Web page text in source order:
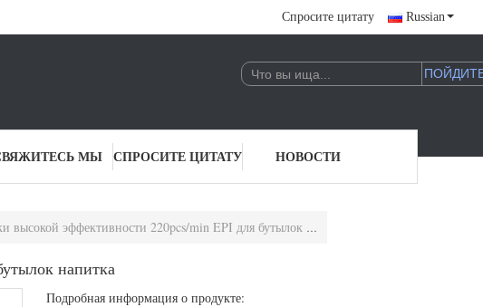
Спросите цитату Russian
МЫ СПРОСИТЕ ЦИТАТУ НОВОСТИ
эффективности 220pcs/min EPI для бутылок напитка
напитка
Подробная информация о продукте: